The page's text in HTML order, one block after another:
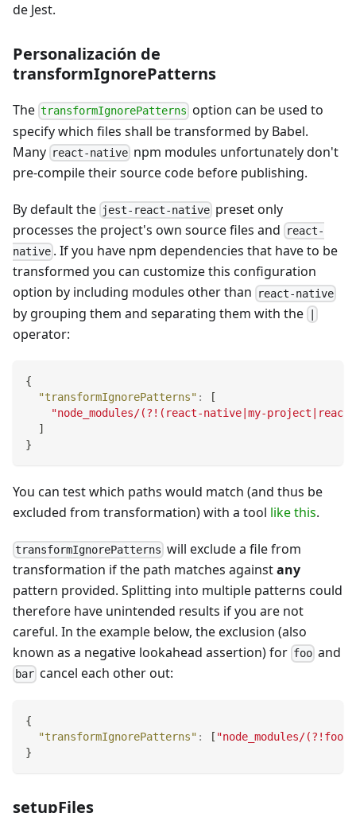
de Jest.
Personalización de
transformIgnorePatterns
The transformIgnorePatterns option can be used to
specify which files shall be transformed by Babel.
Many react-native npm modules unfortunately don't
pre-compile their source code before publishing.
By default the jest-react-native preset only
processes the project's own source files and
react-
native . If you have npm dependencies that have to be
transformed you can customize this configuration
option by including modules other than
react-native
by grouping them and separating them with the
operator:
{
"transformIgnorePatterns" :
[
"node_modules/(?!(react-native|my-
]
}
You can test which paths would match (and thus be
excluded from transformation) with a tool like this.
transformIgnorePatterns will exclude a file from
transformation if the path matches againstany
pattern provided. Splitting into multiple patterns could
therefore have unintended results if you are not
careful. In the example below, the exclusion (also
known as a negative lookahead assertion) for foo and
bar cancel each other out:
{
"transformIgnorePatterns" : [ "node_modules/(?!foo/
}
setupFiles